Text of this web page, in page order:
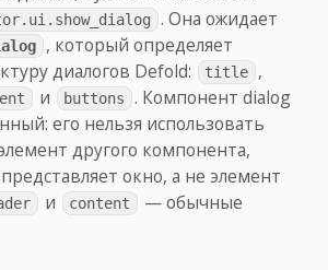
. Она ожидает
, который определяет
диалогов Defold:
title ,
и buttons
. Компонент dialog
его нельзя использовать
другого компонента,
окно, а не элемент
и content
— обычные